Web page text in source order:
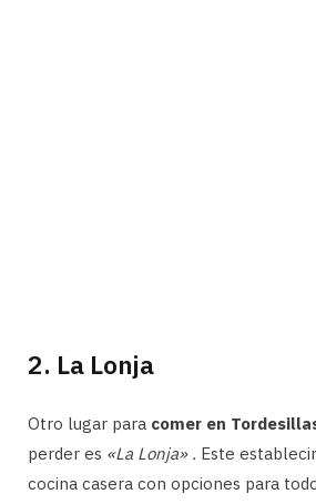
2. La Lonja
Otro lugar para comer en
perder es «La Lonja» . Este
cocina casera con opciones para